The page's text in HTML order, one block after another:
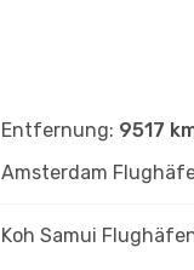
Entfernung: 9517
Amsterdam
Koh Samui